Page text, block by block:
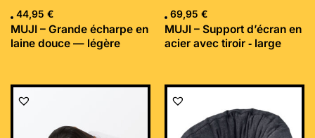
44,95 €
MUJI – Grande écharpe en
laine douce — légère
69,95 €
MUJI – Support d’écran en
acier avec tiroir ‐ large